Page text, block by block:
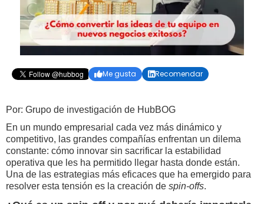
Me gusta Recomendar
Por: Grupo de investigación de HubBOG
En un mundo empresarial cada vez más dinámico y
competitivo, las grandes compañías enfrentan un dilema
constante: cómo innovar sin sacrificar la estabilidad
operativa que les ha permitido llegar hasta donde están.
Una de las estrategias más eficaces que ha emergido para
resolver esta tensión es la creación de spin-offs.